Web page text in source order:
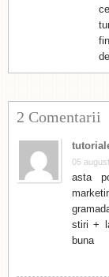
2 Comentarii
05
asta
stiri +
buna